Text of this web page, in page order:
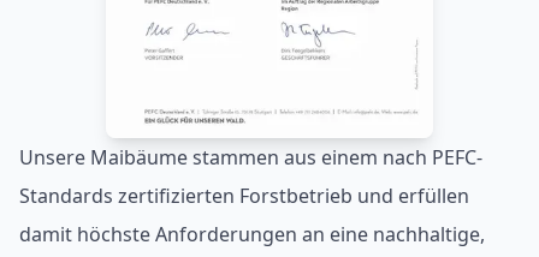
Unsere Maibäume stammen aus einem nach PEFC-
Standards zertifizierten Forstbetrieb und erfüllen
damit höchste Anforderungen an eine nachhaltige,